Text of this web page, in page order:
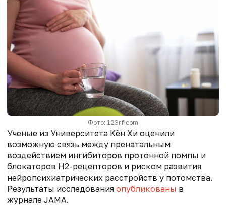
Фото: 123rf.com
Ученые из Университета Кён Хи оценили
возможную связь между пренатальным
воздействием ингибиторов протонной помпы и
блокаторов H2-рецепторов и риском развития
нейропсихиатрических расстройств у потомства.
Результаты исследования опубликованы в
журнале JAMA.